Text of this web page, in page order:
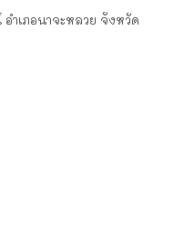
เภอนาจะหลวย จังหวัด